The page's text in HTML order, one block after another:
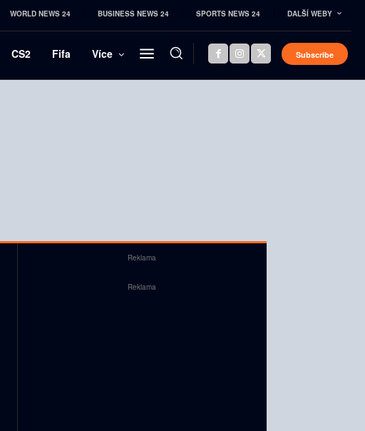
WORLD NEWS 24 BUSINESS NEWS 24 SPORTS NEWS 24 DALŠÍ WEBY
CS2 Fifa Více Subscribe
Reklama
Reklama